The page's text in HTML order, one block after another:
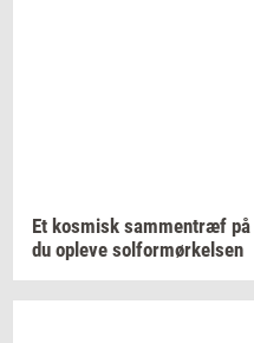
Et kos­misk sam­men­træf på
du op­le­ve sol­for­mør­kel­sen